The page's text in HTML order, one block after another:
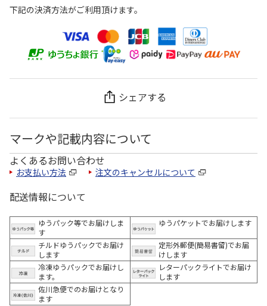
下記の決済方法がご利用頂けます。
シェアする
マークや記載内容について
よくあるお問い合わせ
お支払い方法 注文のキャンセルについて
配送情報について
ゆうパック等でお届けしま
す
ゆうパケットでお届けします
チルドゆうパックでお届け
します
定形外郵便(簡易書留)でお届
けします
冷凍ゆうパックでお届けし
ます。
レターパックライトでお届け
します
佐川急便でのお届けとなり
ます